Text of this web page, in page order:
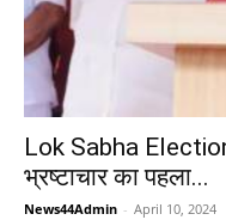
Lok Sabha
भ्रष्टाचार का पहला...
News44Admin - April 10, 2024